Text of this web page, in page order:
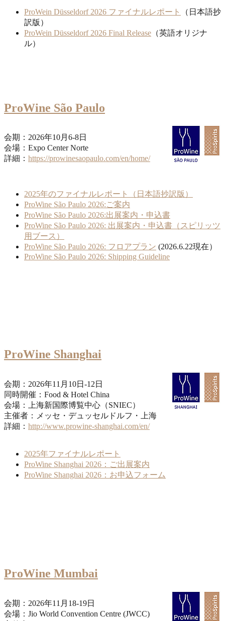
ProWein Düsseldorf 2026 ファイナルレポート
（日本語抄
訳版）
ProWein Düsseldorf 2026 Final Release （英語オリジナ
ル）
ProWine São Paulo
会期：2026年10月6-8日
会場：Expo Center Norte
詳細： https://prowinesaopaulo.com/en/home/
2025年のファイナルレポート（日本語抄訳版）
ProWine São Paulo 2026:ご案内
ProWine São Paulo 2026:出展案内・申込書
ProWine São Paulo 2026: 出展案内・申込書（スピリッツ
用ブース）
ProWine São Paulo 2026: フロアプラン (2026.6.22現在）
ProWine São Paulo 2026: Shipping Guideline
ProWine Shanghai
会期：2026年11月10日-12日​​​​​​
同時開催：Food & Hotel China
会場：上海新国際博覧中心（SNIEC）
主催者：メッセ・デュッセルドルフ・上海
詳細： http://www.prowine-shanghai.com/en/
2025年ファイナルレポート
ProWine Shanghai 2026：ご出展案内
ProWine Shanghai 2026：お申込フォーム
ProWine Mumbai
会期：2026年11月18-19日
会場：Jio World Convention Centre (JWCC)